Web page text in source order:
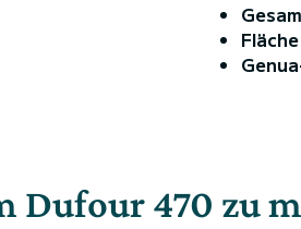
Dufour 470 zu